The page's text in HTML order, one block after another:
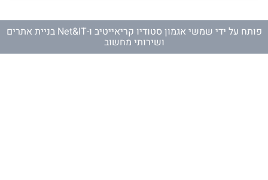
פותח על ידי שמשי אגמון סטודיו קריאייטיב ו- Net&IT בניית אתרים
ושירותי מחשוב